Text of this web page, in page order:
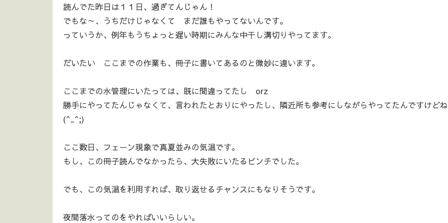
読んでた昨日は１１日、過ぎてんじゃん！
でもな～、うちだけじゃなくて まだ誰もやってないんです。
っていうか、例年もうちょっと遅い時期にみんな中干し溝切りやってます。
だいたい ここまでの作業も、冊子に書いてあるのと微妙に違います。
ここまでの水管理にいたっては、既に間違ってたし orz
勝手にやってたんじゃなくて、言われたとおりにやったし、隣近所も参考にしながらやってたんですけどね
(^_^;)
ここ数日、フェーン現象で真夏並みの気温です。
もし、この冊子読んでなかったら、大失敗にいたるピンチでした。
でも、この気温を利用すれば、取り返せるチャンスにもなりそうです。
夜間落水ってのをやればいいらしい。